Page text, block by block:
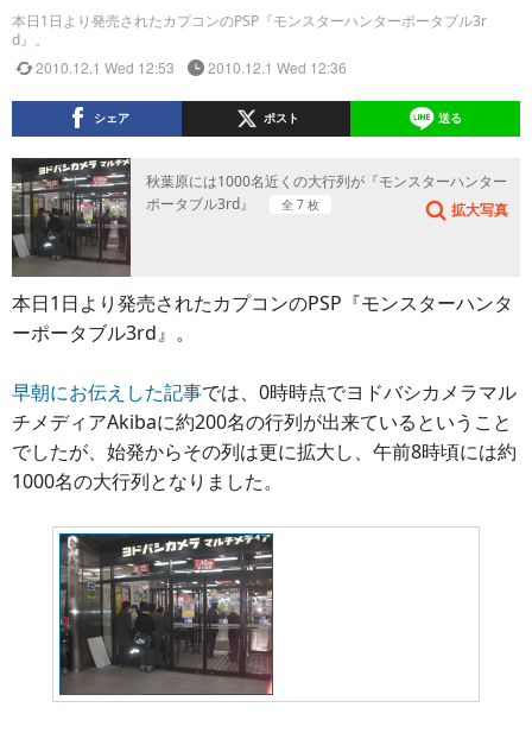
本日1日より発売されたカプコンのPSP『モンスターハンターポータブル3r
d』。
2010.12.1 Wed 12:53 2010.12.1 Wed 12:36
シェア ポスト 送る
秋葉原には1000名近くの大行列が『モンスターハンター
ポータブル3rd』
全 7 枚 拡大写真
本日1日より発売されたカプコンのPSP『モンスターハンタ
ーポータブル3rd』。
早朝にお伝えした記事では、0時時点でヨドバシカメラマル
チメディアAkibaに約200名の行列が出来ているということ
でしたが、始発からその列は更に拡大し、午前8時頃には約
1000名の大行列となりました。